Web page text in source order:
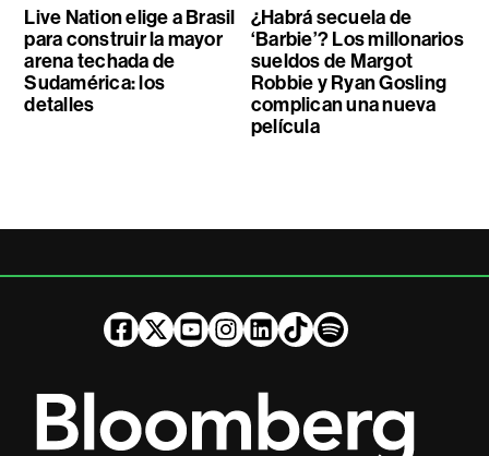
Live Nation elige a Brasil
para construir la mayor
arena techada de
Sudamérica: los
detalles
¿Habrá secuela de
‘Barbie’? Los millonarios
sueldos de Margot
Robbie y Ryan Gosling
complican una nueva
película